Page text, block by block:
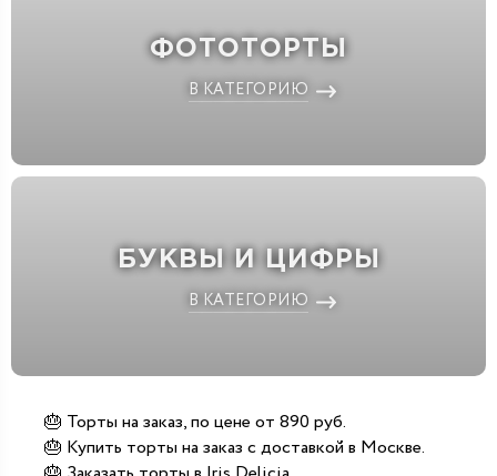
ФОТОТОРТЫ
В КАТЕГОРИЮ
БУКВЫ И ЦИФРЫ
В КАТЕГОРИЮ
🎂 Торты на заказ, по цене от 890 руб.
🎂 Купить торты на заказ с доставкой в Москве.